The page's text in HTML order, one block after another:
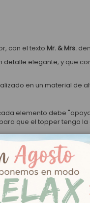
con el texto Mr. & Mrs.
detalle elegante, y que
en un material de
elemento debe
que el topper tenga
recibir tu pedido.